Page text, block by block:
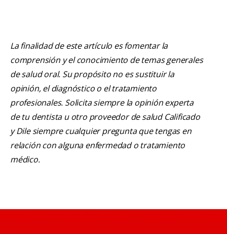
La finalidad de este artículo es fomentar la
comprensión y el conocimiento de temas generales
de salud oral. Su propósito no es sustituir la
opinión, el diagnóstico o el tratamiento
profesionales. Solicita siempre la opinión experta
de tu dentista u otro proveedor de salud Calificado
y Dile siempre cualquier pregunta que tengas en
relación con alguna enfermedad o tratamiento
médico.